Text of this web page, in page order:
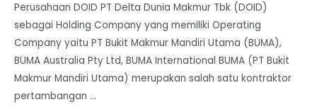
Perusahaan DOID PT Delta Dunia Makmur Tbk (DOID)
sebagai Holding Company yang memiliki Operating
Company yaitu PT Bukit Makmur Mandiri Utama (BUMA),
BUMA Australia Pty Ltd, BUMA International BUMA (PT Bukit
Makmur Mandiri Utama) merupakan salah satu kontraktor
pertambangan …